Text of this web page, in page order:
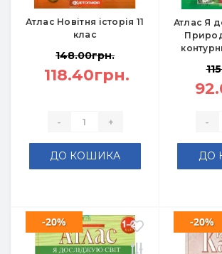
Атлас Новітня історія 11
клас
148.00грн.
118.40грн.
- +
ДО КОШИКА
Атлас Я
-
ДО
-20% -20%